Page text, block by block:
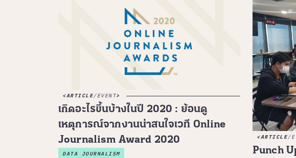
ARTICLE/EVENT
เกิดอะไรขึ้นบ้างในปี 2020 : ย้อนดู
เหตุการณ์จากงานน่าสนใจเวที Online
Journalism Award 2020
DATA JOURNALISM
ARTICLE/
Punch